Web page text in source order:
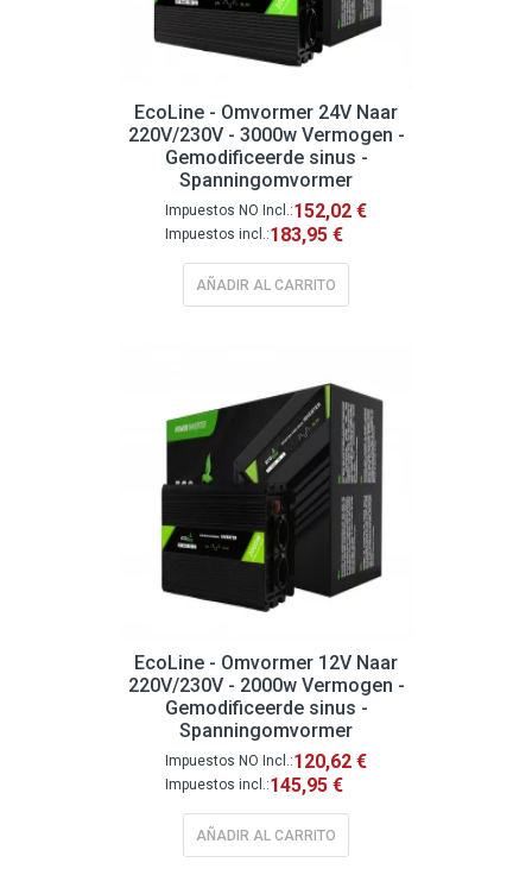
EcoLine - Omvormer 24V Naar
220V/230V - 3000w Vermogen -
Gemodificeerde sinus -
Spanningomvormer
183,95 €
152,02 €
AÑADIR AL CARRITO
EcoLine - Omvormer 12V Naar
220V/230V - 2000w Vermogen -
Gemodificeerde sinus -
Spanningomvormer
145,95 €
120,62 €
AÑADIR AL CARRITO